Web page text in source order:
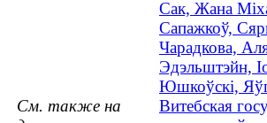
Сак, Жана
Сапажкоў,
Чарадкова,
Эдэльштэйн,
Юшкоўскі,
См. также на
Витебская